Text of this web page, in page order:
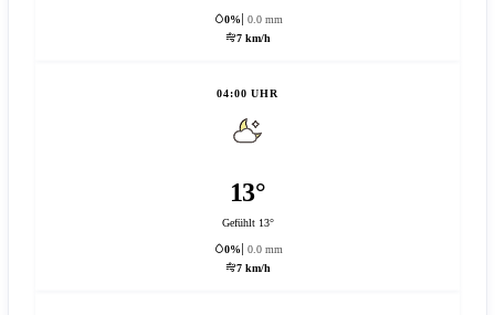
0%
0.0 mm
7 km/h
04:00 UHR
13°
Gefühlt 13°
0%
0.0 mm
7 km/h